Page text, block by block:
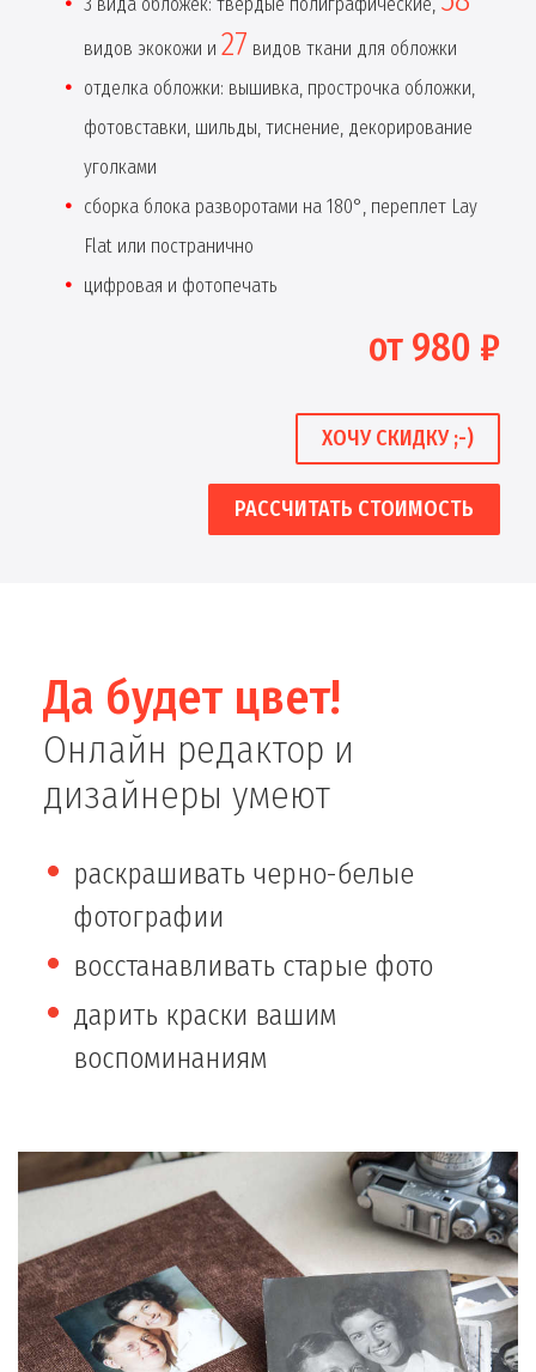
видов экокожи и 27 видов ткани для обложки
отделка обложки: вышивка, прострочка обложки,
фотовставки, шильды, тиснение, декорирование
уголками
сборка блока разворотами на 180°, переплет Lay
Flat или постранично
цифровая и фотопечать
от 980 ₽
ХОЧУ СКИДКУ ;-)
РАССЧИТАТЬ СТОИМОСТЬ
Да будет цвет!
Онлайн редактор и
дизайнеры умеют
раскрашивать черно-белые
фотографии
восстанавливать старые фото
дарить краски вашим
воспоминаниям